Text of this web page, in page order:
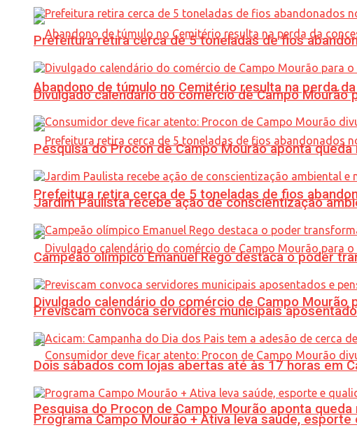
Abandono de túmulo no Cemitério resulta na perda
Prefeitura retira cerca de 5 toneladas de fios
Divulgado calendário do comércio de Campo Mourão
Pesquisa do Procon de Campo Mourão aponta
Prefeitura retira cerca de 5 toneladas de fios
Divulgado calendário do comércio de Campo Mourão
Pesquisa do Procon de Campo Mourão aponta
Jardim Paulista recebe ação de conscientização
Campeão olímpico Emanuel Rego destaca o poder
Previscam convoca servidores municipais
Dois sábados com lojas abertas até às 17 horas em
Programa Campo Mourão + Ativa leva saúde,